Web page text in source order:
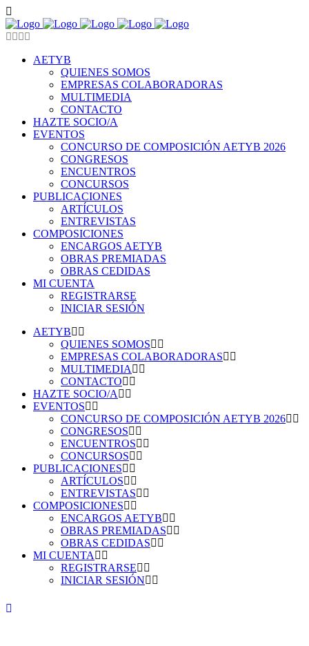
AETYB
QUIENES SOMOS
EMPRESAS COLABORADORAS
MULTIMEDIA
CONTACTO
HAZTE SOCIO/A
EVENTOS
CONCURSO DE COMPOSICIÓN AETYB 2026
CONGRESOS
ENCUENTROS
CONCURSOS
PUBLICACIONES
ARTÍCULOS
ENTREVISTAS
COMPOSICIONES
ENCARGOS AETYB
OBRAS PREMIADAS
OBRAS CEDIDAS
MI CUENTA
REGISTRARSE
INICIAR SESIÓN
AETYB
QUIENES SOMOS
EMPRESAS COLABORADORAS
MULTIMEDIA
CONTACTO
HAZTE SOCIO/A
EVENTOS
CONCURSO DE COMPOSICIÓN AETYB 2026
CONGRESOS
ENCUENTROS
CONCURSOS
PUBLICACIONES
ARTÍCULOS
ENTREVISTAS
COMPOSICIONES
ENCARGOS AETYB
OBRAS PREMIADAS
OBRAS CEDIDAS
MI CUENTA
REGISTRARSE
INICIAR SESIÓN